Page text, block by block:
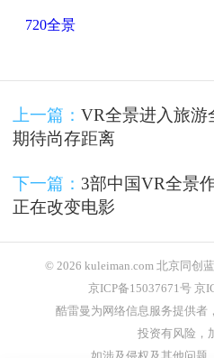
720全景
上一篇： VR全景进入旅游
期待尚存距离
下一篇： 3部中国VR全景
正在改变电影
© 2026 kuleiman.com 北京同创
京ICP备15037671号 京
酷雷曼为网络信息服务提供者
投资有风险，